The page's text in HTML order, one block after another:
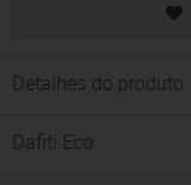
Detalhes do produto
Dafiti Eco